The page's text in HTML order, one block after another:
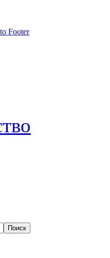
Footer